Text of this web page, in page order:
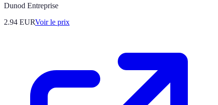
Dunod Entreprise
2.94 EURVoir le prix